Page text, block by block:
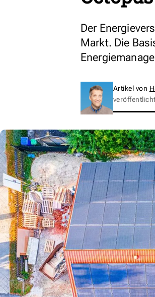
Der
Markt. Die
Artikel von